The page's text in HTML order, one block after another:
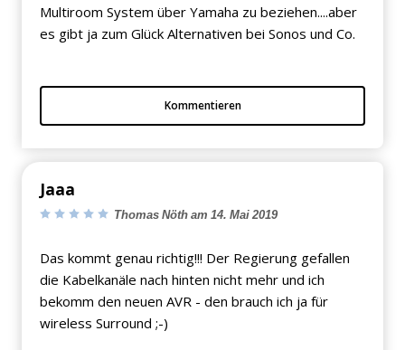
Multiroom System über Yamaha zu beziehen....aber
es gibt ja zum Glück Alternativen bei Sonos und Co.
Kommentieren
Jaaa
Thomas Nöth am 14. Mai 2019
Das kommt genau richtig!!! Der Regierung gefallen
die Kabelkanäle nach hinten nicht mehr und ich
bekomm den neuen AVR - den brauch ich ja für
wireless Surround ;-)